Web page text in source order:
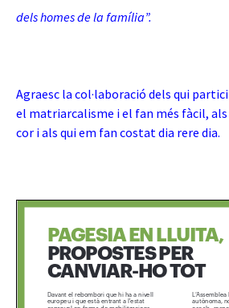
dels homes de la família”.
Agraesc la col·laboració dels qui
el matriarcalisme i el fan més fàcil,
cor i als qui em fan costat dia rere dia.